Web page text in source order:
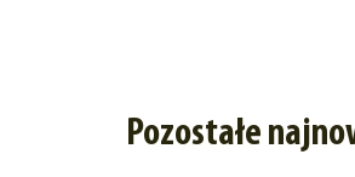
Pozostałe